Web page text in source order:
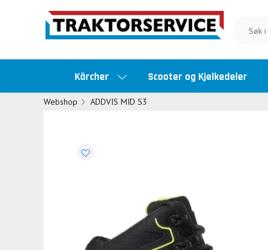
Kärcher Scooter og Kjelkedeler
Webshop ADDVIS MID S3